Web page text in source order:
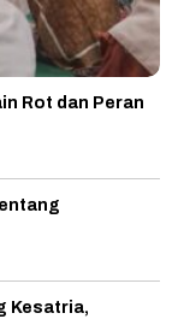
Rot dan Peran
Kesatria,